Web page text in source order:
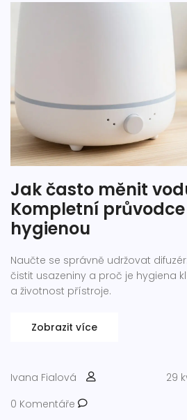
Jak často měnit
Kompletní
hygienou
Naučte se správně udržovat
čistit usazeniny a proč je hygiena
a životnost přístroje.
Zobrazit více
Ivana Fialová
29
0 Komentáře